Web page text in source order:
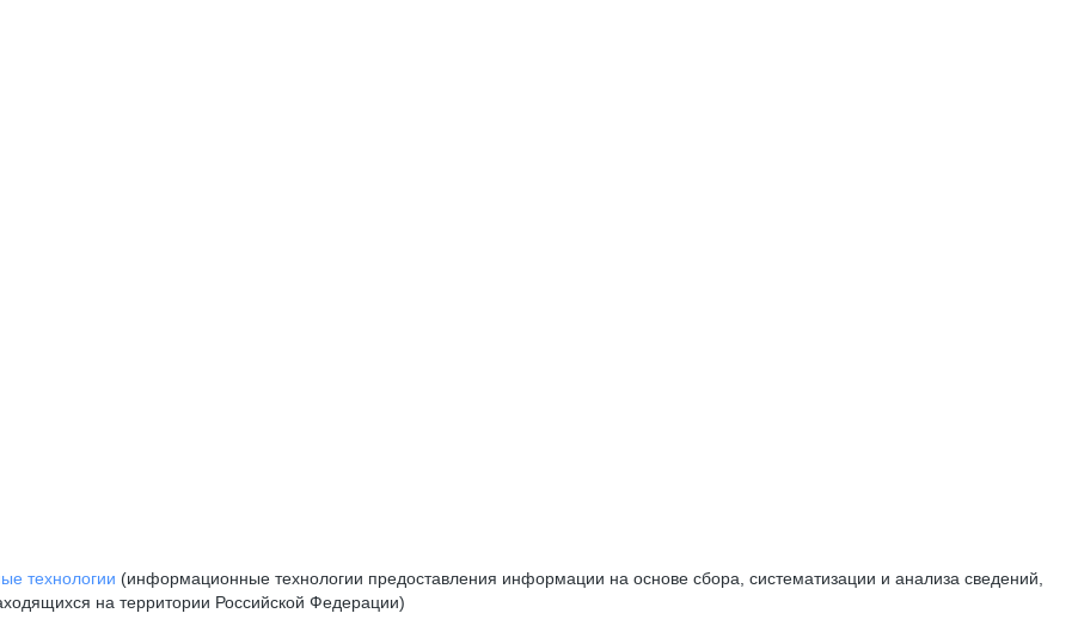
технологии (информационные технологии предоставления информации на основе сбора, систематизации и анализа сведений,
на территории Российской Федерации)